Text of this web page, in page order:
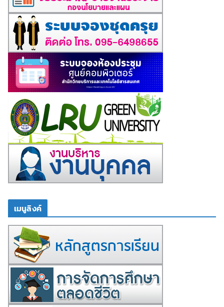
เมนูลิงค์